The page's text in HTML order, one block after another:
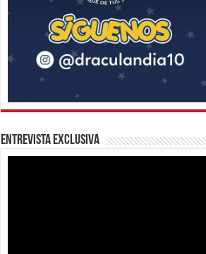
Entrevista Exclusiva